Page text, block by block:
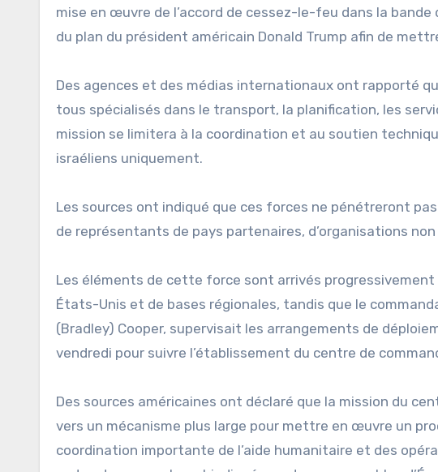
mise en œuvre de l’accord de cessez-le-feu dans la
du plan du président américain Donald Trump afin de
Des agences et des médias internationaux ont rapporté
tous spécialisés dans le transport, la planification, les
mission se limitera à la coordination et au soutien
israéliens uniquement.
Les sources ont indiqué que ces forces ne pénétreront
de représentants de pays partenaires, d’organisations
Les éléments de cette force sont arrivés
États-Unis et de bases régionales, tandis que le
(Bradley) Cooper, supervisait les arrangements de
vendredi pour suivre l’établissement du centre de
Des sources américaines ont déclaré que la mission du
vers un mécanisme plus large pour mettre en œuvre un
coordination importante de l’aide humanitaire et des